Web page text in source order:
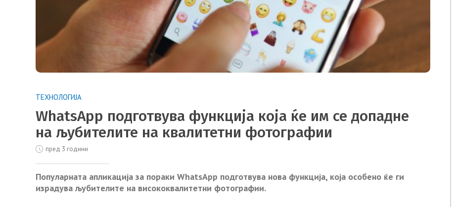
ТЕХНОЛОГИЈА
WhatsApp подготвува функција која ќе им се допадне
на љубителите на квалитетни фотографии
пред 3 години
Популарната апликација за пораки WhatsApp подготвува нова функција, која особено ќе ги
израдува љубителите на висококвалитетни фотографии.